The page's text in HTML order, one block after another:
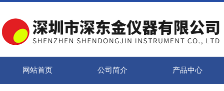
网站首页 公司简介 产品中心